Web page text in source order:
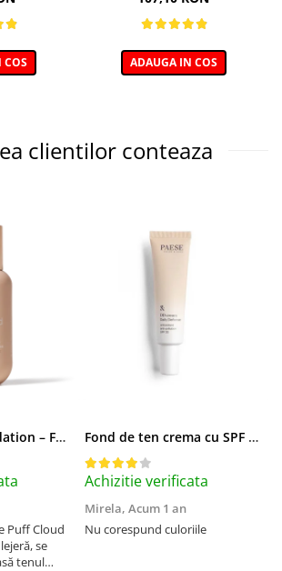
COS ADAUGA IN COS
clientilor conteaza
Puff Cloud Foundation – Fond de ten cu efect natural
Puff Cloud
se
tenul
Fond de ten crema cu SPF 30, DD Cream, 6W Golden Tan - 30 ml
Achizitie verificata
Mirela, Acum 1 an
Nu corespund culoriile